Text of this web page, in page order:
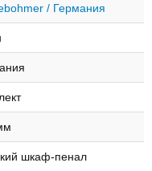
/ Германия
шкаф-пенал